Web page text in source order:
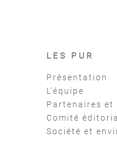
LES PUR
Présentation
L'équipe
Partenaires et
Comité éditorial
Société et